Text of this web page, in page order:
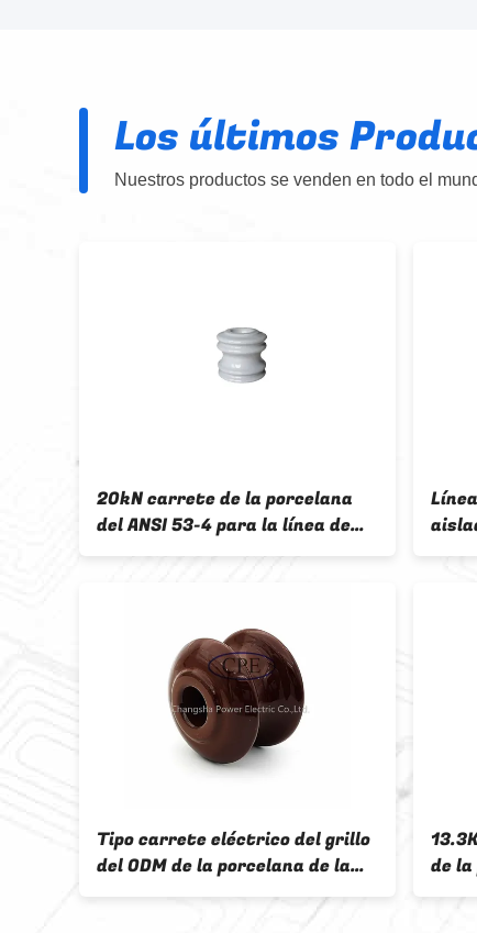
Los últimos
Nuestros productos se venden en todo el
20kN carrete de la porcelana
del ANSI 53-4 para la línea de
transmisión
Tipo carrete eléctrico del grillo
del ODM de la porcelana de la
clase del ANSI de la distancia de
contorneamiento del aislador
de la